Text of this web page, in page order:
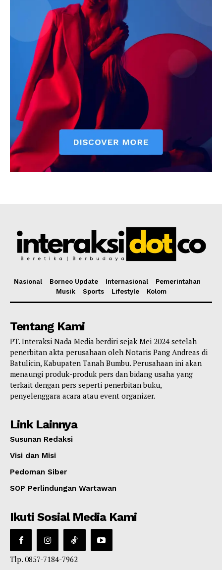
Nasional Borneo Update Internasional
Pemerintahan
Musik
Sports Lifestyle Kolom
Tentang Kami
PT. Interaksi Nada Media berdiri sejak Mei 2024 setelah
penerbitan akta perusahaan oleh Notaris Pang Andreas di
Batulicin, Kabupaten Tanah Bumbu. Perusahaan ini akan
menaungi produk-produk pers dan bidang usaha yang
terkait dengan pers seperti penerbitan buku,
penyelenggara acara atau event organizer.
Link Lainnya
Susunan Redaksi
Visi dan Misi
Pedoman Siber
SOP Perlindungan Wartawan
Ikuti Sosial Media Kami
Tlp. 0857-7184-7962